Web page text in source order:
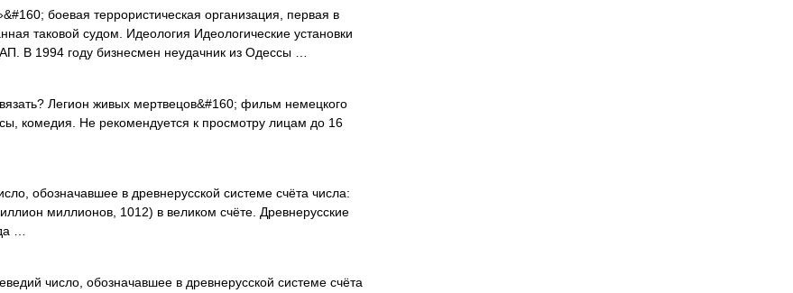
боевая террористическая организация, первая в
таковой судом. Идеология Идеологические установки
В 1994 году бизнесмен неудачник из Одессы …
Легион живых мертвецов&#160; фильм немецкого
комедия. Не рекомендуется к просмотру лицам до 16
обозначавшее в древнерусской системе счёта числа:
миллионов, 1012) в великом счёте. Древнерусские
…
число, обозначавшее в древнерусской системе счёта